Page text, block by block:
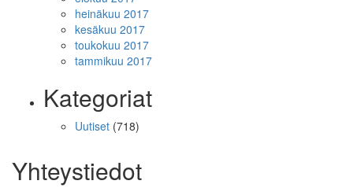
heinäkuu 2017
kesäkuu 2017
toukokuu 2017
tammikuu 2017
Kategoriat
Uutiset (718)
Yhteystiedot